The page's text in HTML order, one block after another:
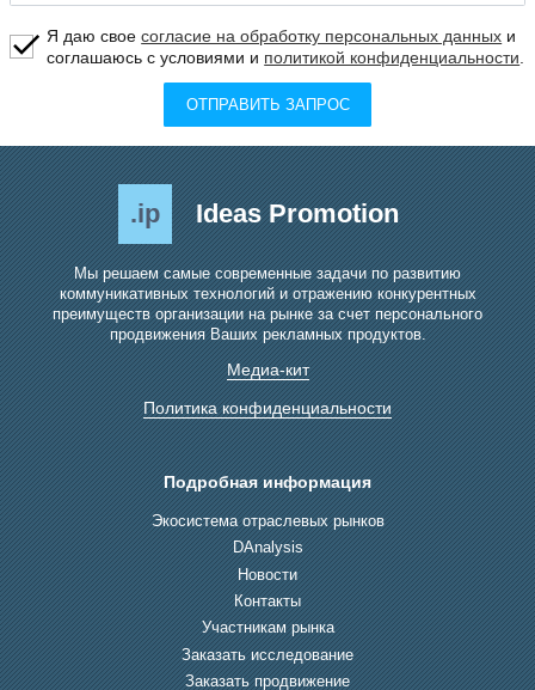
Я даю своесогласие на обработку персональных данных и
соглашаюсь с условиями и политикой конфиденциальности
ОТПРАВИТЬ ЗАПРОС
.ip Ideas Promotion
Мы решаем самые современные задачи по развитию
коммуникативных технологий и отражению конкурентных
преимуществ организации на рынке за счет персонального
продвижения Ваших рекламных продуктов.
Медиа-кит
Политика конфиденциальности
Подробная информация
Экосистема отраслевых рынков
DAnalysis
Новости
Контакты
Участникам рынка
Заказать исследование
Заказать продвижение